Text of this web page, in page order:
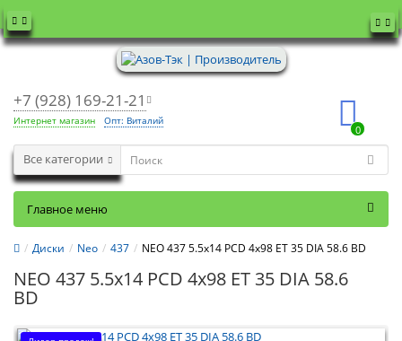
+7 (928) 169-21-21
Интернет магазин Опт: Виталий
0
Все категории
Главное меню
Диски Neo 437 NEO 437 5.5x14 PCD 4x98 ET 35 DIA 58.6 BD
NEO 437 5.5x14 PCD 4x98 ET 35 DIA 58.6
BD